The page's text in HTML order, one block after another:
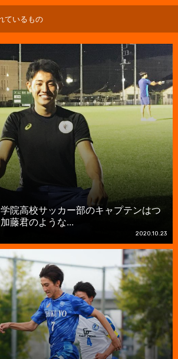
ているもの
院高校サッカー部のキャプテンはつ
藤君のような...
2020.10.23